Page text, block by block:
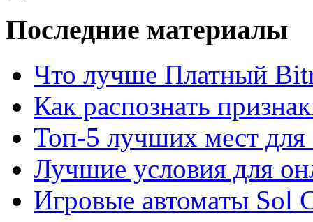
Последние материалы
Что лучше Платный
Как распознать
Топ-5 лучших мест для
Лучшие условия для
Игровые автоматы Sol